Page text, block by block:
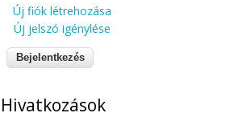
Új fiók létrehozása
Új jelszó igénylése
Hivatkozások